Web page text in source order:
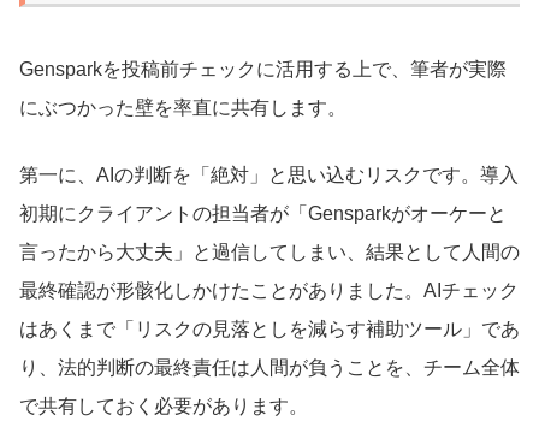
Gensparkを投稿前チェックに活用する上で、筆者が実際
にぶつかった壁を率直に共有します。
第一に、AIの判断を「絶対」と思い込むリスクです。導入
初期にクライアントの担当者が「Gensparkがオーケーと
言ったから大丈夫」と過信してしまい、結果として人間の
最終確認が形骸化しかけたことがありました。AIチェック
はあくまで「リスクの見落としを減らす補助ツール」であ
り、法的判断の最終責任は人間が負うことを、チーム全体
で共有しておく必要があります。